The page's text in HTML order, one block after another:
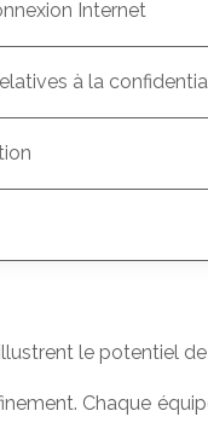
Internet
à la
le potentiel de
Chaque